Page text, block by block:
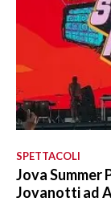
SPETTACOLI
Jova Summer
Jovanotti ad